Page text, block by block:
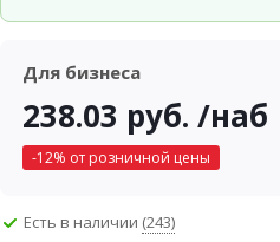
Для бизнеса
238.03 руб. /наб
-12% от розничной цены
Есть в наличии (243)